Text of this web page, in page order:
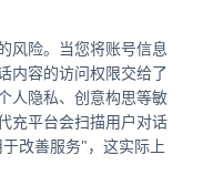
风险。当您将账号信息
内容的访问权限交给了
人隐私、创意构思等敏
充平台会扫描用户对话
改善服务"，这实际上